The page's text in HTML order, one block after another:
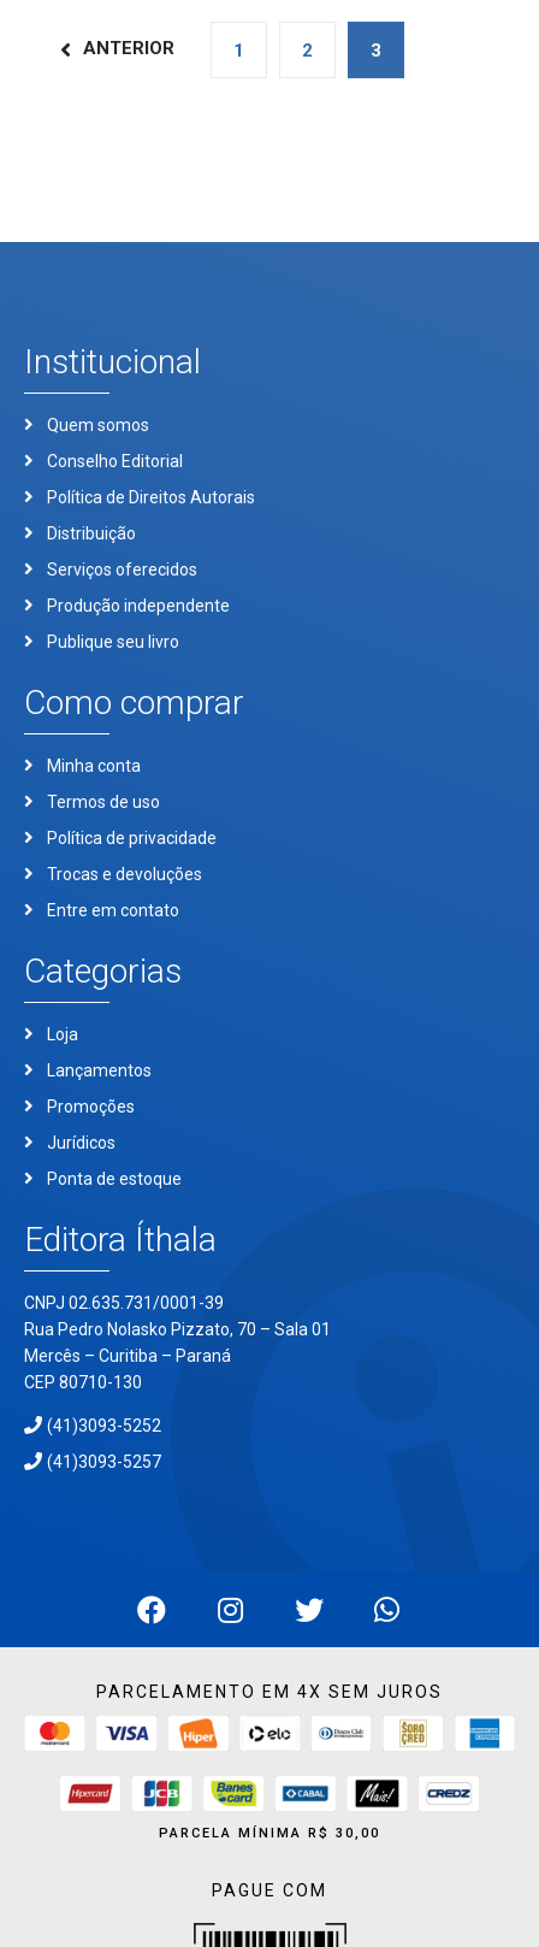
ANTERIOR 1 2 3
Institucional
Quem somos
Conselho Editorial
Política de Direitos Autorais
Distribuição
Serviços oferecidos
Produção independente
Publique seu livro
Como comprar
Minha conta
Termos de uso
Política de privacidade
Trocas e devoluções
Entre em contato
Categorias
Loja
Lançamentos
Promoções
Jurídicos
Ponta de estoque
Editora Íthala
CNPJ 02.635.731/0001-39
Rua Pedro Nolasko Pizzato, 70 – Sala 01
Mercês – Curitiba – Paraná
CEP 80710-130
(41)3093-5252
(41)3093-5257
PARCELAMENTO EM 4X SEM JUROS
PARCELA MÍNIMA R$ 30,00
PAGUE COM